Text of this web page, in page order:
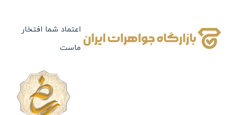
ساعت
جعبه جواهرات
اعتماد شما افتخار
ماست